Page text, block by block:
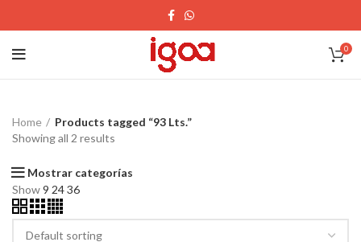
0
Home
Products tagged “93 Lts.”
Showing all 2 results
Mostrar categorías
Show9 2436